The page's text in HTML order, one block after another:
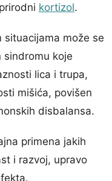
kortizol.
situacijama može se
sindromu koje
lica i trupa,
mišića, povišen
disbalansa.
primena jakih
i razvoj, upravo